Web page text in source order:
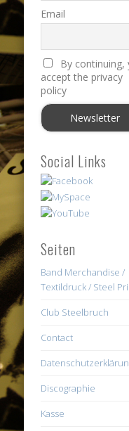
Email
By continuing,
accept the privacy
policy
Social Links
Seiten
Band Merchandise /
Textildruck / Steel
Club Steelbruch
Contact
Discographie
Kasse